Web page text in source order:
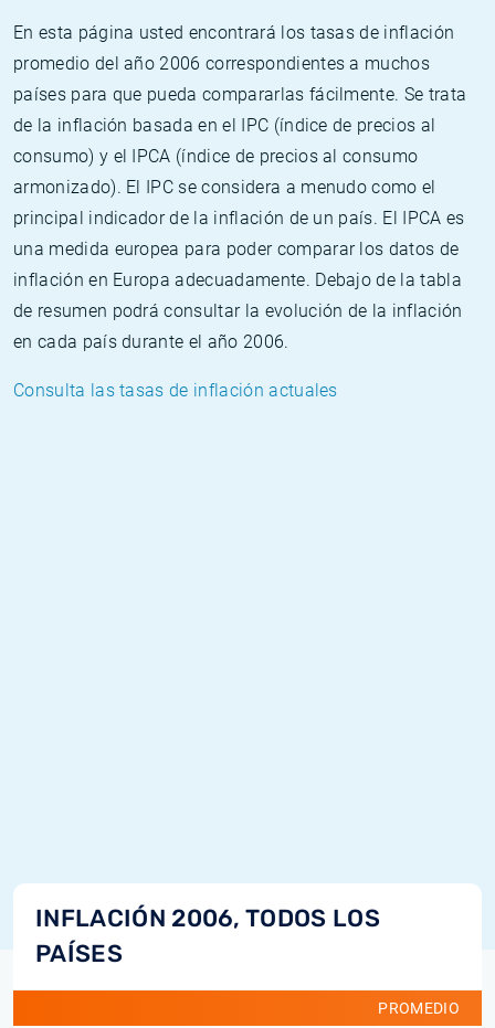
En esta página usted encontrará los tasas de inflación
promedio del año 2006 correspondientes a muchos
países para que pueda compararlas fácilmente. Se trata
de la inflación basada en el IPC (índice de precios al
consumo) y el IPCA (índice de precios al consumo
armonizado). El IPC se considera a menudo como el
principal indicador de la inflación de un país. El IPCA es
una medida europea para poder comparar los datos de
inflación en Europa adecuadamente. Debajo de la tabla
de resumen podrá consultar la evolución de la inflación
en cada país durante el año 2006.
Consulta las tasas de inflación actuales
INFLACIÓN 2006, TODOS LOS
PAÍSES
PROMEDIO